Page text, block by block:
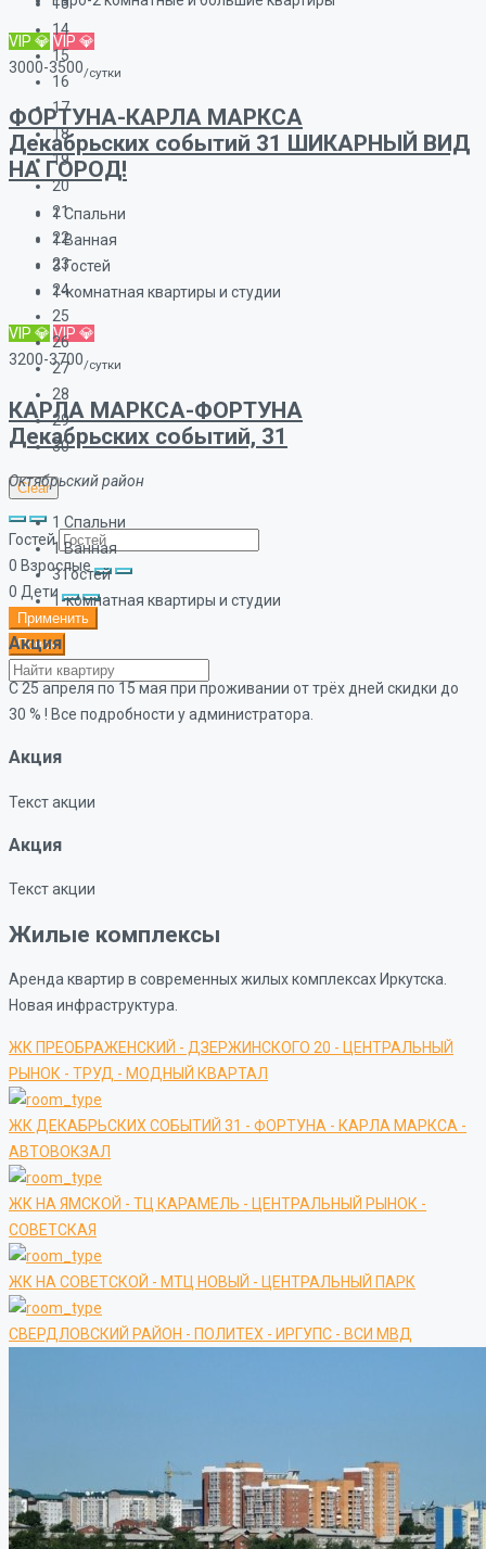
13
14
15
16
17
18
19
20
21
22
23
24
25
26
27
28
29
30
Clear
Гостей
0 Взрослые
0 Дети
Применить
Поиск
VIP 💎 VIP 💎
3000-3500/сутки
ФОРТУНА-КАРЛА МАРКСА
Декабрьских событий 31 ШИКАРНЫЙ ВИД
НА ГОРОД!
1Спальни
1Ванная
3Гостей
1-комнатная квартиры и студии
VIP 💎 VIP 💎
3200-3700/сутки
КАРЛА МАРКСА-ФОРТУНА
Декабрьских событий, 31
Октябрьский район
1 Спальни
1Ванная
3Гостей
1-комнатная квартиры и студии
Акция
С 25 апреля по 15 мая при проживании от трёх дней скидки до
30 % ! Все подробности у администратора.
Акция
Текст акции
Акция
Текст акции
Жилые комплексы
Аренда квартир в современных жилых комплексах Иркутска.
Новая инфраструктура.
ЖК ПРЕОБРАЖЕНСКИЙ - ДЗЕРЖИНСКОГО 20 - ЦЕНТРАЛЬНЫЙ
РЫНОК - ТРУД - МОДНЫЙ КВАРТАЛ
ЖК ДЕКАБРЬСКИХ СОБЫТИЙ 31 - ФОРТУНА - КАРЛА МАРКСА -
АВТОВОКЗАЛ
ЖК НА ЯМСКОЙ - ТЦ КАРАМЕЛЬ - ЦЕНТРАЛЬНЫЙ РЫНОК -
СОВЕТСКАЯ
ЖК НА СОВЕТСКОЙ - МТЦ НОВЫЙ - ЦЕНТРАЛЬНЫЙ ПАРК
СВЕРДЛОВСКИЙ РАЙОН - ПОЛИТЕХ - ИРГУПС - ВСИ МВД